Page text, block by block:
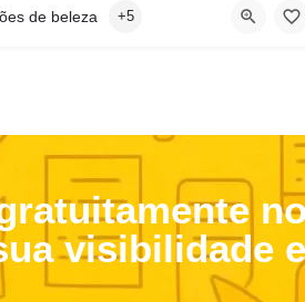
de beleza +5
visibilidade